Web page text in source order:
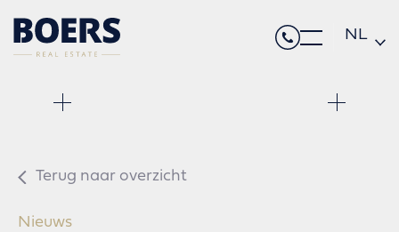
NL
Terug naar overzicht
Nieuws